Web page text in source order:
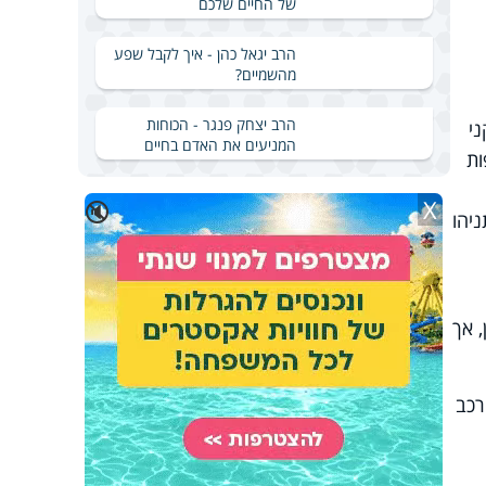
אך
הרב יגאל כהן - איך לקבל שפע
מהשמיים?
הרב יצחק פנגר - הכוחות
המניעים את האדם בחיים
🔇 X